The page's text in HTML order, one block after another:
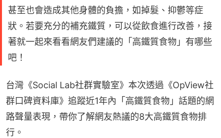
甚至也會造成其他身體的負擔，如掉髮、抑鬱等症
狀。若要充分的補充鐵質，可以從飲食進行改善，接
著就一起來看看網友們建議的「高鐵質食物」有哪些
吧！
台灣《Social Lab社群實驗室》本次透過《OpView社
群口碑資料庫》追蹤近1年內「高鐵質食物」話題的網
路聲量表現，帶你了解網友熱議的8大高鐵質食物排
行。